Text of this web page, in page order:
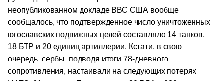
неопубликованном докладе ВВС США вообще
сообщалось, что подтвержденное число уничтоженных
югославских подвижных целей составляло 14 танков,
18 БТР и 20 единиц артиллерии. Кстати, в свою
очередь, сербы, подводя итоги 78-дневного
сопротивления, настаивали на следующих потерях